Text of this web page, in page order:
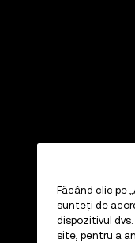
Făcând clic pe
sunteți de
dispozitivul
site, pentru a